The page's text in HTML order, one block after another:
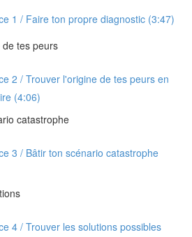
1 / Faire ton propre diagnostic (3:47)
tes peurs
2 / Trouver l'origine de tes peurs en
(4:06)
catastrophe
3 / Bâtir ton scénario catastrophe
4 / Trouver les solutions possibles